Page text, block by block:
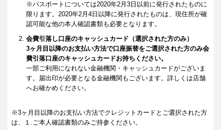
※パスポートについては2020年2月3日以前に発行されたものに
限ります。2020年2月4日以降に発行されたものは、現住所が確
認可能な他の本人確認書類も必要となります。
会費引落し口座のキャッシュカード（選択された方のみ）
3ヶ月目以降のお支払い方法で口座振替をご選択された方のみ会
費引落口座のキャッシュカードお持ちください。
一部ご利用になれない金融機関・キャッシュカードがございま
す。届出印が必要となる金融機関もございます。詳しくは店舗
へお確かめください。
※3ヶ月目以降のお支払い方法でクレジットカードとご選択された方
は、１.ご本人確認書類のみご持参ください。